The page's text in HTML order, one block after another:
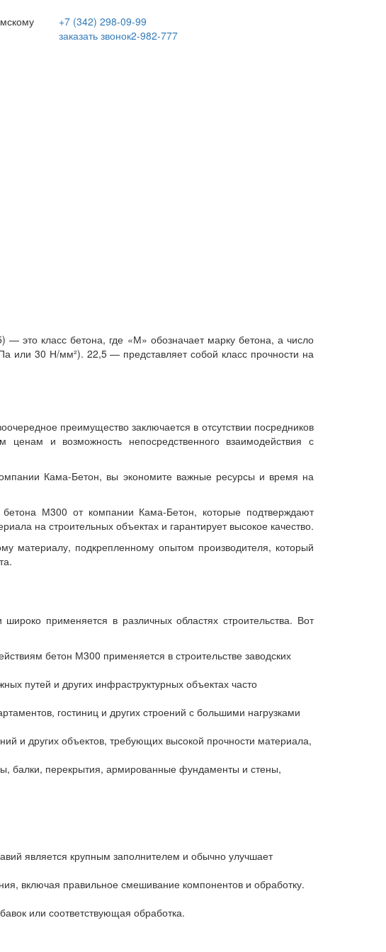
+7 (342) 298-09-99
заказать звонок2-982-777
это класс бетона, где «М» обозначает марку бетона, а число
или 30 Н/мм²). 22,5 — представляет собой класс прочности на
преимущество заключается в отсутствии посредников
ценам и возможность непосредственного взаимодействия с
Кама-Бетон, вы экономите важные ресурсы и время на
М300 от компании Кама-Бетон, которые подтверждают
на строительных объектах и гарантирует высокое качество.
материалу, подкрепленному опытом производителя, который
применяется в различных областях строительства. Вот
бетон М300 применяется в строительстве заводских
путей и других инфраструктурных объектах часто
гостиниц и других строений с большими нагрузками
и других объектов, требующих высокой прочности материала,
балки, перекрытия, армированные фундаменты и стены,
является крупным заполнителем и обычно улучшает
включая правильное смешивание компонентов и обработку.
или соответствующая обработка.